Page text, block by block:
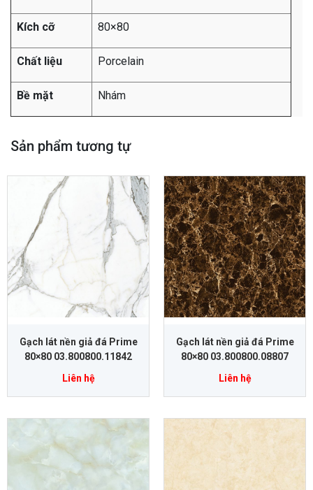
Kích cỡ 80×80
Chất liệu Porcelain
Bề mặt Nhám
Sản phẩm tương tự
Gạch lát nền giả đá Prime
80×80 03.800800.11842
Liên hệ
Gạch lát nền giả đá Prime
80×80 03.800800.08807
Liên hệ